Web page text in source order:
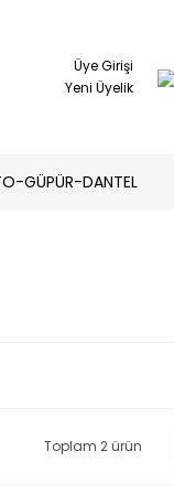
Üye Girişi
Yeni Üyelik
GÜPÜR-DANTEL
Toplam 2 ürün